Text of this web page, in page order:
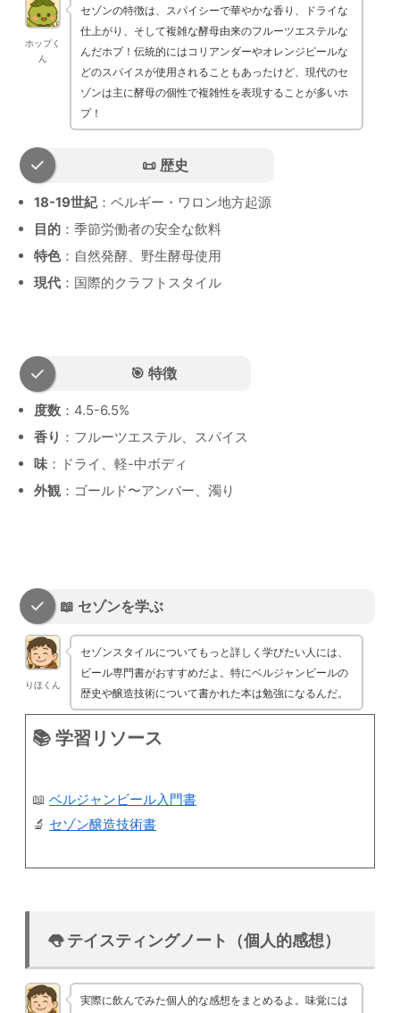
ホップく
ん
セゾンの特徴は、スパイシーで華やかな香り、ドライな
仕上がり、そして複雑な酵母由来のフルーツエステルな
んだホプ！伝統的にはコリアンダーやオレンジピールな
どのスパイスが使用されることもあったけど、現代のセ
ゾンは主に酵母の個性で複雑性を表現することが多いホ
プ！
📜 歴史
18-19世紀：ベルギー・ワロン地方起源
目的 ：季節労働者の安全な飲料
特色：自然発酵、野生酵母使用
現代 ：国際的クラフトスタイル
🎯 特徴
度数 ：4.5-6.5%
香り ：フルーツエステル、スパイス
味：ドライ、軽-中ボディ
外観 ：ゴールド〜アンバー、濁り
📖 セゾンを学ぶ
りほくん
セゾンスタイルについてもっと詳しく学びたい人には、
ビール専門書がおすすめだよ。特にベルジャンビールの
歴史や醸造技術について書かれた本は勉強になるんだ。
📚 学習リソース
📖ベルジャンビール入門書
🔬 セゾン醸造技術書
👅 テイスティングノート（個人的感想）
実際に飲んでみた個人的な感想をまとめるよ。味覚には